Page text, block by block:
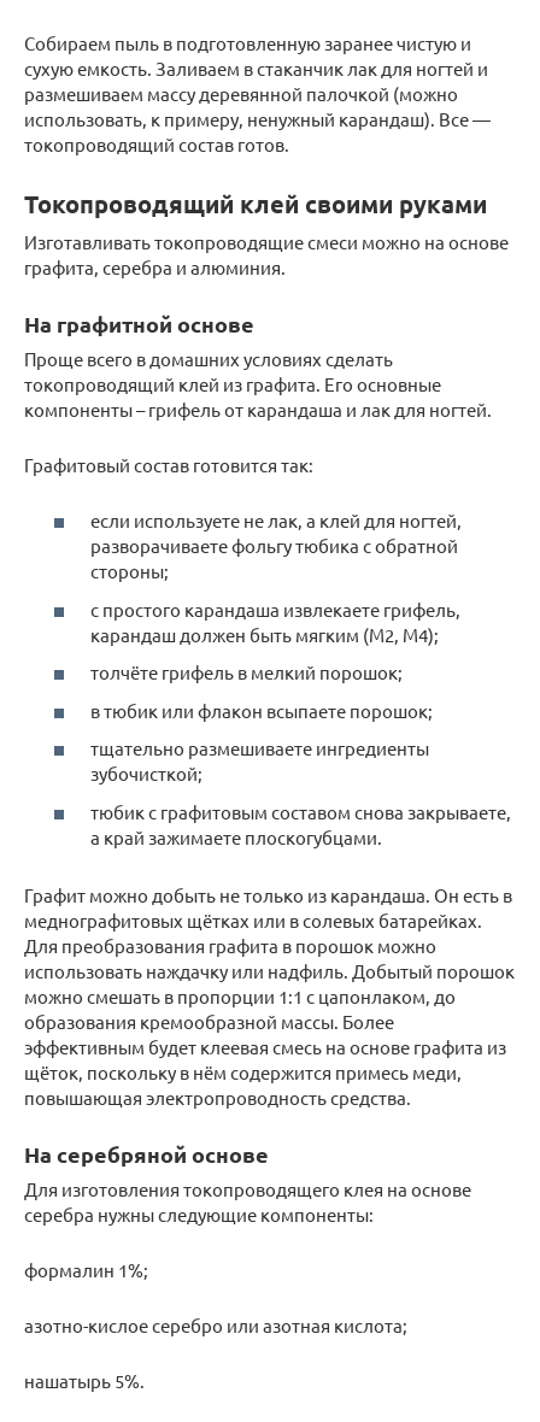
Собираем пыль в подготовленную заранее чистую и
сухую емкость. Заливаем в стаканчик лак для ногтей и
размешиваем массу деревянной палочкой (можно
использовать, к примеру, ненужный карандаш). Все —
токопроводящий состав готов.
Токопроводящий клей своими руками
Изготавливать токопроводящие смеси можно на основе
графита, серебра и алюминия.
На графитной основе
Проще всего в домашних условиях сделать
токопроводящий клей из графита. Его основные
компоненты – грифель от карандаша и лак для ногтей.
Графитовый состав готовится так:
если используете не лак, а клей для ногтей,
разворачиваете фольгу тюбика с обратной
стороны;
с простого карандаша извлекаете грифель,
карандаш должен быть мягким (М2, М4);
толчёте грифель в мелкий порошок;
в тюбик или флакон всыпаете порошок;
тщательно размешиваете ингредиенты
зубочисткой;
тюбик с графитовым составом снова закрываете,
а край зажимаете плоскогубцами.
Графит можно добыть не только из карандаша. Он есть в
меднографитовых щётках или в солевых батарейках.
Для преобразования графита в порошок можно
использовать наждачку или надфиль. Добытый порошок
можно смешать в пропорции 1:1 с цапонлаком, до
образования кремообразной массы. Более
эффективным будет клеевая смесь на основе графита из
щёток, поскольку в нём содержится примесь меди,
повышающая электропроводность средства.
На серебряной основе
Для изготовления токопроводящего клея на основе
серебра нужны следующие компоненты:
формалин 1%;
азотно-кислое серебро или азотная кислота;
нашатырь 5%.